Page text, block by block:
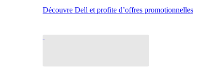
Découvre Dell et profite d’offres promotionnelles